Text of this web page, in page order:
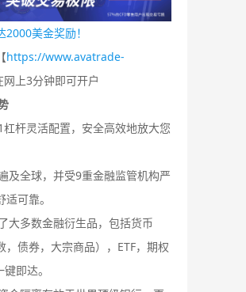
美金奖励！
https://www.avatrade-
网上3分钟即可开户
杠杆灵活配置，安全高效地放大您
及全球，并受9重金融监管机构严
可靠。
大多数金融衍生品，包括货币
，债券，大宗商品），ETF，期权
即达。